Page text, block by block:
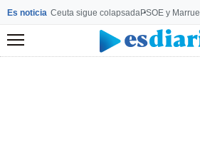
Es noticia Ceuta sigue colapsadaPSOE y
Menú